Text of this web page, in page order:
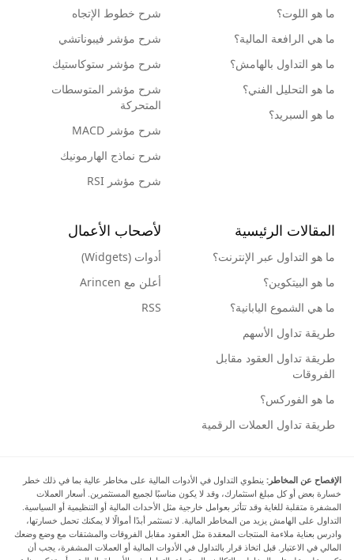
ما هو اللوت؟
ما هي الرافعة المالية؟
ما هو التداول بالهامش؟
ما هو التحليل الفني؟
ما هو السبريد؟
شرح خطوط الإتجاه
شرح مؤشر فيبوناتشي
شرح مؤشر ستوكاستيك
شرح مؤشر المتوسطات
المتحركة
شرح مؤشر MACD
شرح نماذج الهارمونيك
شرح مؤشر RSI
المقالات الرئيسية
ما هو التداول عبر الإنترنت؟
ما هو البيتكوين؟
ما هي الشموع اليابانية؟
طريقة تداول الأسهم
طريقة تداول العقود مقابل
الفروقات
ما هو الفوركس؟
طريقة تداول العملات الرقمية
لأصحاب الأعمال
أدوات (Widgets)
أعلن مع Arincen
RSS
الإفصاح عن المخاطر: ينطوي التداول في الأدوات المالية على مخاطر عالية بما في ذلك خطر
خسارة بعض أو كل مبلغ استثمارك، وقد لا يكون مناسبًا لجميع المستثمرين. أسعار العملات
المشفرة متقلبة للغاية وقد تتأثر بعوامل خارجية مثل الأحداث المالية أو التنظيمية أو السياسية.
التداول على الهامش يزيد من المخاطر المالية. لا تستثمر أبدًا أموالًا لا يمكنك تحمل خسارتها،
وادرس بعناية ملاءمة المنتجات المعقدة مثل العقود مقابل الفروقات والمشتقات مع وضع وضعك
المالي في الاعتبار. قبل اتخاذ قرار بالتداول في الأدوات المالية أو العملات المشفرة، يجب أن